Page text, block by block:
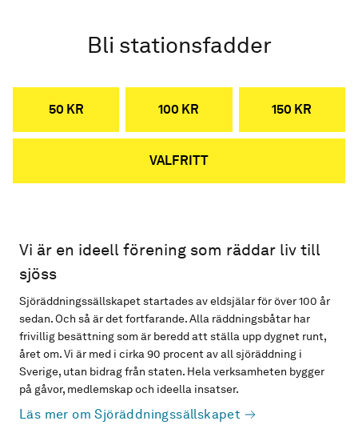
Bli stationsfadder
50 KR 100 KR 150 KR
VALFRITT
Vi är en ideell förening som räddar liv till
sjöss
Sjöräddningssällskapet startades av eldsjälar för över 100 år
sedan. Och så är det fortfarande. Alla räddningsbåtar har
frivillig besättning som är beredd att ställa upp dygnet runt,
året om. Vi är med i cirka 90 procent av all sjöräddning i
Sverige, utan bidrag från staten. Hela verksamheten bygger
på gåvor, medlemskap och ideella insatser.
Läs mer om Sjöräddningssällskapet